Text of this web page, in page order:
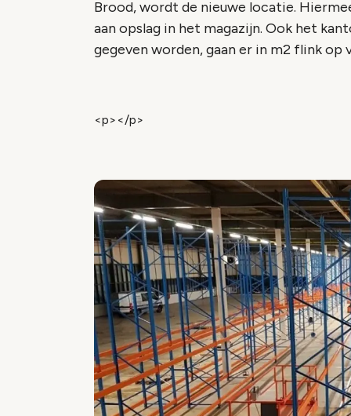
Brood, wordt de nieuwe locatie.
aan opslag in het magazijn. Ook het
gegeven worden, gaan er in m2 flink op
<p></p>